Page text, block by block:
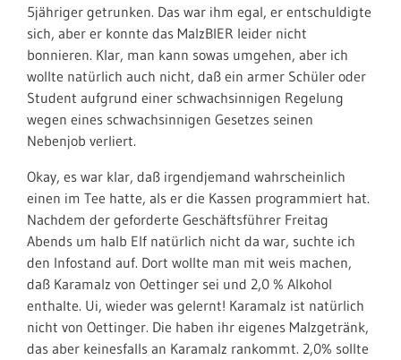
5jähriger getrunken. Das war ihm egal, er entschuldigte
sich, aber er konnte das MalzBIER leider nicht
bonnieren. Klar, man kann sowas umgehen, aber ich
wollte natürlich auch nicht, daß ein armer Schüler oder
Student aufgrund einer schwachsinnigen Regelung
wegen eines schwachsinnigen Gesetzes seinen
Nebenjob verliert.
Okay, es war klar, daß irgendjemand wahrscheinlich
einen im Tee hatte, als er die Kassen programmiert hat.
Nachdem der geforderte Geschäftsführer Freitag
Abends um halb Elf natürlich nicht da war, suchte ich
den Infostand auf. Dort wollte man mit weis machen,
daß Karamalz von Oettinger sei und 2,0 % Alkohol
enthalte. Ui, wieder was gelernt! Karamalz ist natürlich
nicht von Oettinger. Die haben ihr eigenes Malzgetränk,
das aber keinesfalls an Karamalz rankommt. 2,0% sollte